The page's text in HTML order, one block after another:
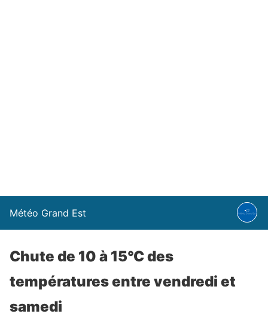
Météo Grand Est
Chute de 10 à 15°C des
températures entre vendredi et
samedi